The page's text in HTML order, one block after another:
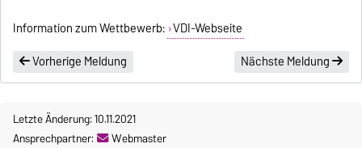
Information zum Wettbewerb: VDI-Webseite
Vorherige Meldung
Nächste Meldung
Letzte Änderung: 10.11.2021
Ansprechpartner:
Webmaster